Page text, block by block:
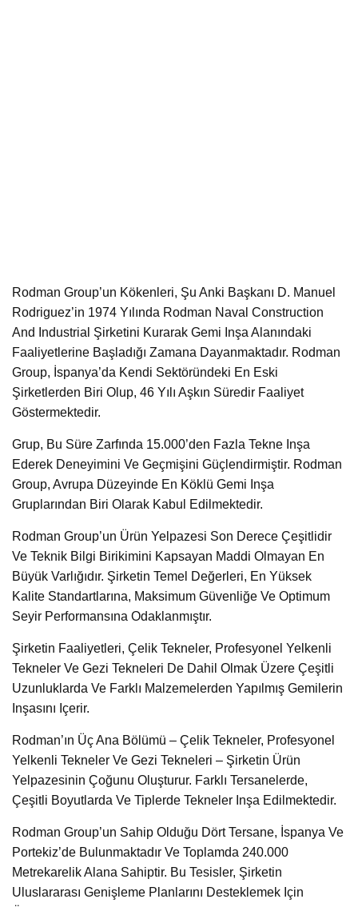
Rodman Group’un Kökenleri, Şu Anki Başkanı D. Manuel
Rodriguez’in 1974 Yılında Rodman Naval Construction
And Industrial Şirketini Kurarak Gemi Inşa Alanındaki
Faaliyetlerine Başladığı Zamana Dayanmaktadır. Rodman
Group, İspanya’da Kendi Sektöründeki En Eski
Şirketlerden Biri Olup, 46 Yılı Aşkın Süredir Faaliyet
Göstermektedir.
Grup, Bu Süre Zarfında 15.000’den Fazla Tekne Inşa
Ederek Deneyimini Ve Geçmişini Güçlendirmiştir. Rodman
Group, Avrupa Düzeyinde En Köklü Gemi Inşa
Gruplarından Biri Olarak Kabul Edilmektedir.
Rodman Group’un Ürün Yelpazesi Son Derece Çeşitlidir
Ve Teknik Bilgi Birikimini Kapsayan Maddi Olmayan En
Büyük Varlığıdır. Şirketin Temel Değerleri, En Yüksek
Kalite Standartlarına, Maksimum Güvenliğe Ve Optimum
Seyir Performansına Odaklanmıştır.
Şirketin Faaliyetleri, Çelik Tekneler, Profesyonel Yelkenli
Tekneler Ve Gezi Tekneleri De Dahil Olmak Üzere Çeşitli
Uzunluklarda Ve Farklı Malzemelerden Yapılmış Gemilerin
Inşasını Içerir.
Rodman’ın Üç Ana Bölümü – Çelik Tekneler, Profesyonel
Yelkenli Tekneler Ve Gezi Tekneleri – Şirketin Ürün
Yelpazesinin Çoğunu Oluşturur. Farklı Tersanelerde,
Çeşitli Boyutlarda Ve Tiplerde Tekneler Inşa Edilmektedir.
Rodman Group’un Sahip Olduğu Dört Tersane, İspanya Ve
Portekiz’de Bulunmaktadır Ve Toplamda 240.000
Metrekarelik Alana Sahiptir. Bu Tesisler, Şirketin
Uluslararası Genişleme Planlarını Desteklemek Için